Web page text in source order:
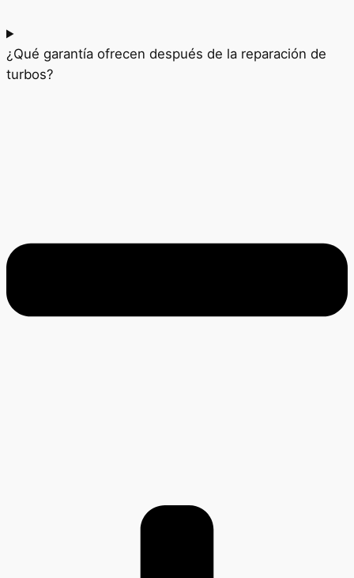
¿Qué garantía ofrecen después de la reparación de
turbos?